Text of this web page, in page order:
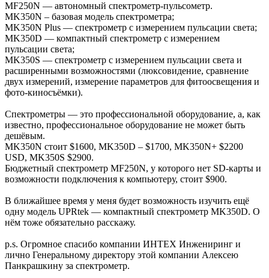
MF250N — автономный спектрометр-пульсометр.
MK350N – базовая модель спектрометра;
MK350N Plus — спектрометр с измерением пульсации света;
MK350D — компактный спектрометр с измерением
пульсации света;
MK350S — спектрометр с измерением пульсации света и
расширенными возможностями (люксовидение, сравнение
двух измерений, измерение параметров для фитоосвещения и
фото-киносъёмки).
Спектрометры — это профессиональной оборудование, а, как
известно, профессиональное оборудование не может быть
дешёвым.
MK350N стоит $1600, MK350D – $1700, MK350N+ $2200
USD, MK350S $2900.
Бюджетный спектрометр MF250N, у которого нет SD-карты и
возможности подключения к компьютеру, стоит $900.
В ближайшее время у меня будет возможность изучить ещё
одну модель UPRtek — компактный спектрометр MK350D. О
нём тоже обязательно расскажу.
p.s. Огромное спасибо компании ИНТЕХ Инжениринг и
лично Генеральному директору этой компании Алексею
Панкрашкину за спектрометр.